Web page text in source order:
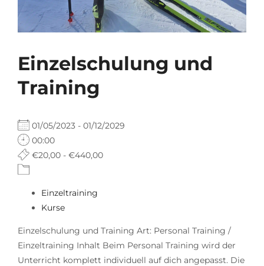
Einzelschulung und
Training
01/05/2023 - 01/12/2029
00:00
€20,00 - €440,00
Einzeltraining
Kurse
Einzelschulung und Training Art: Personal Training /
Einzeltraining Inhalt Beim Personal Training wird der
Unterricht komplett individuell auf dich angepasst. Die